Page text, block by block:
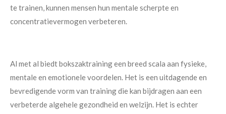
te trainen, kunnen mensen hun mentale scherpte en
concentratievermogen verbeteren.
Al met al biedt bokszaktraining een breed scala aan fysieke,
mentale en emotionele voordelen. Het is een uitdagende en
bevredigende vorm van training die kan bijdragen aan een
verbeterde algehele gezondheid en welzijn. Het is echter